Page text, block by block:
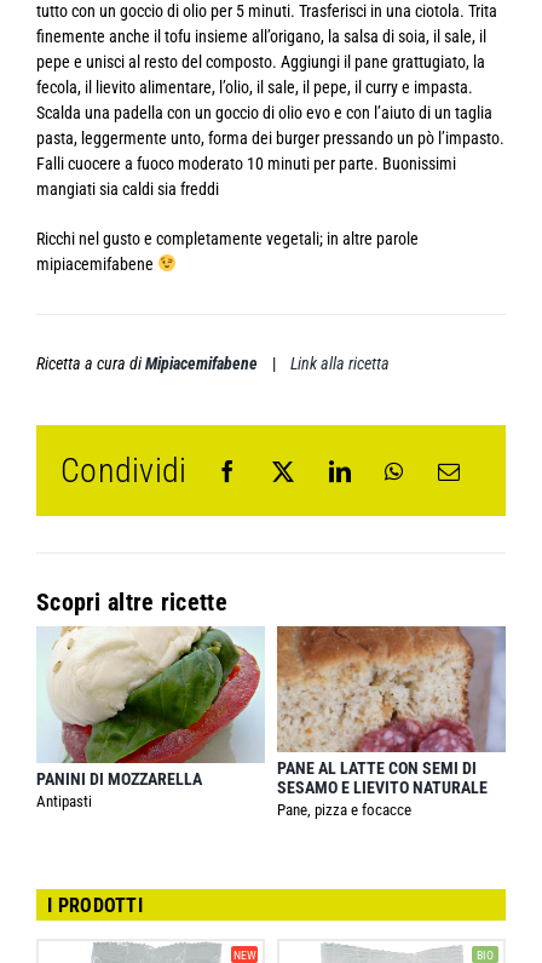
tutto con un goccio di olio per 5 minuti. Trasferisci in una ciotola. Trita
finemente anche il tofu insieme all’origano, la salsa di soia, il sale, il
pepe e unisci al resto del composto. Aggiungi il pane grattugiato, la
fecola, il lievito alimentare, l’olio, il sale, il pepe, il curry e impasta.
Scalda una padella con un goccio di olio evo e con l’aiuto di un taglia
pasta, leggermente unto, forma dei burger pressando un pò l’impasto.
Falli cuocere a fuoco moderato 10 minuti per parte. Buonissimi
mangiati sia caldi sia freddi
Ricchi nel gusto e completamente vegetali; in altre parole
mipiacemifabene
Ricetta a cura diMipiacemifabene | Link alla ricetta
Condividi
Scopri altre ricette
PANINI DI MOZZARELLA
Antipasti
PANE AL LATTE CON SEMI DI
SESAMO E LIEVITO NATURALE
Pane, pizza e focacce
I PRODOTTI
NEW BIO